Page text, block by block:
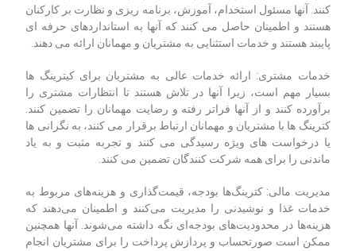
کنند. آنها مسئول استخدام، آموزش، برنامه ریزی و نظارت بر کارکنان
هستند و اطمینان حاصل می کنند که آنها به استانداردهای حرفه ای
پایبند هستند و خدمات استثنایی به مشتریان و مهمانان ارائه می دهند.
خدمات مشتری: ارائه خدمات عالی به مشتریان برای کیترینگ ها
بسیار مهم است، زیرا آنها در تلاش هستند تا انتظارات مشتری را
برآورده کنند و از آنها فراتر رفته و رضایت مهمانان را تضمین کنند.
کترینگ ها با مشتریان و مهمانان ارتباط برقرار می کنند، به نگرانی ها
یا درخواست های ویژه رسیدگی می کنند و تجربه مثبت و به یاد
ماندنی را برای همه شرکت کنندگان تضمین می کنند.
مدیریت مالی: کترینگ‌ها بودجه، قیمت‌گذاری و هزینه‌های مربوط به
خدمات غذا و نوشیدنی را مدیریت می‌کنند و اطمینان می‌دهند که
هزینه‌ها در محدودیت‌های بودجه‌ای نگه داشته می‌شوند. آنها همچنین
ممکن است صورتحساب و پردازش پرداخت را برای مشتریان انجام